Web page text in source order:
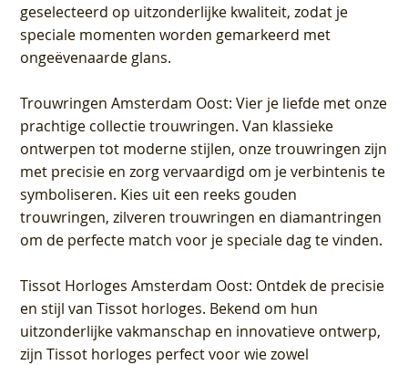
geselecteerd op uitzonderlijke kwaliteit, zodat je
speciale momenten worden gemarkeerd met
ongeëvenaarde glans.
Trouwringen Amsterdam Oost: Vier je liefde met onze
prachtige collectie trouwringen. Van klassieke
ontwerpen tot moderne stijlen, onze trouwringen zijn
met precisie en zorg vervaardigd om je verbintenis te
symboliseren. Kies uit een reeks gouden
trouwringen, zilveren trouwringen en diamantringen
om de perfecte match voor je speciale dag te vinden.
Tissot Horloges Amsterdam Oost: Ontdek de precisie
en stijl van Tissot horloges. Bekend om hun
uitzonderlijke vakmanschap en innovatieve ontwerp,
zijn Tissot horloges perfect voor wie zowel